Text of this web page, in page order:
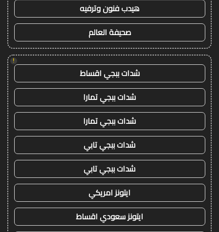
هيدب فنون وترفيه
صحيفة العالم
!
شدات ببجي اقساط
شدات ببجي تمارا
شدات ببجي تمارا
شدات ببجي تابي
شدات ببجي تابي
ايتونز امريكي
ايتونز سعودي اقساط